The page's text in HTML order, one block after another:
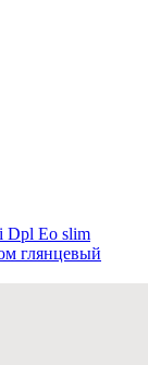
Dpl Eo slim
глянцевый